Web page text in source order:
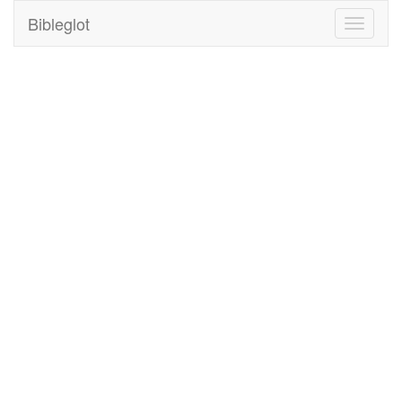
Toggle
Bibleglot